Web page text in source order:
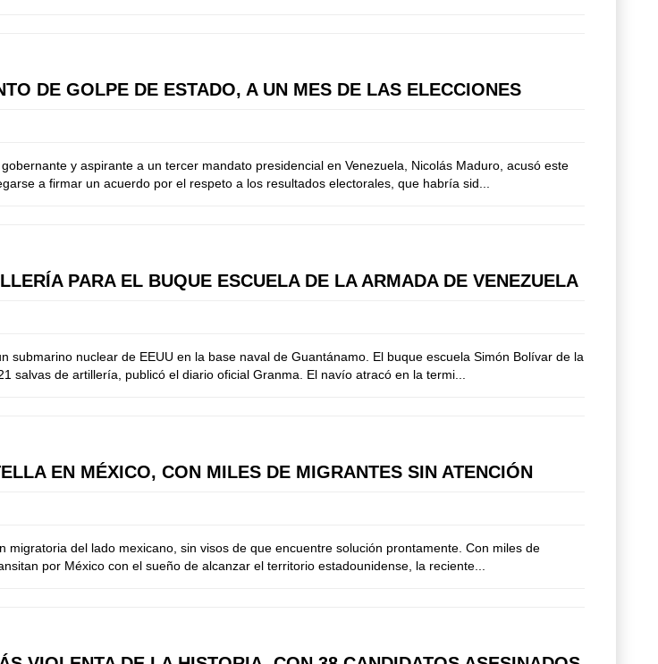
DE GOLPE DE ESTADO, A UN MES DE LAS ELECCIONES
y aspirante a un tercer mandato presidencial en Venezuela, Nicolás Maduro, acusó este
a firmar un acuerdo por el respeto a los resultados electorales, que habría sid...
PARA EL BUQUE ESCUELA DE LA ARMADA DE VENEZUELA
nuclear de EEUU en la base naval de Guantánamo. El buque escuela Simón Bolívar de la
de artillería, publicó el diario oficial Granma. El navío atracó en la termi...
EN MÉXICO, CON MILES DE MIGRANTES SIN ATENCIÓN
del lado mexicano, sin visos de que encuentre solución prontamente. Con miles de
por México con el sueño de alcanzar el territorio estadounidense, la reciente...